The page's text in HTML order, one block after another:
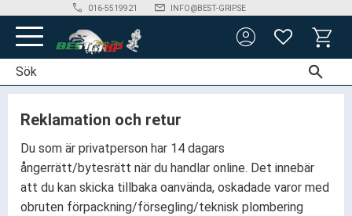
Meny
phone 016-5519921 mail_outline INFO@BEST-GRIP.SE
account_circle FAVORITER
Reklamation och retur
Du som är privatperson har 14 dagars
ångerrätt/bytesrätt när du handlar online. Det innebär
att du kan skicka tillbaka oanvända, oskadade varor med
obruten förpackning/försegling/teknisk plombering